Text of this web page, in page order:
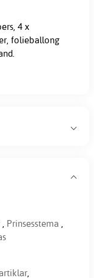
4 x
folieballong
, Prinsesstema ,
,